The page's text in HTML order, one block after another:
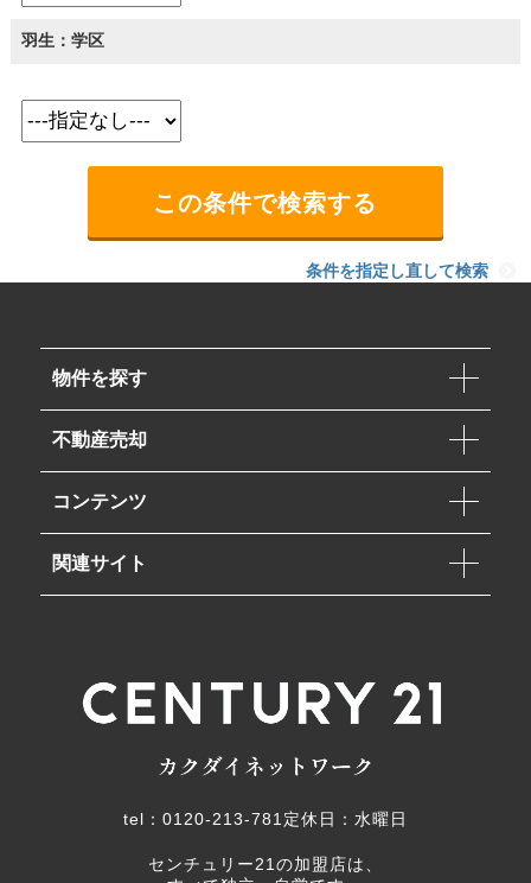
羽生：学区
条件を指定し直して検索
物件を探す
不動産売却
コンテンツ
関連サイト
tel：0120-213-781 定休日：水曜日
センチュリー21の加盟店は、